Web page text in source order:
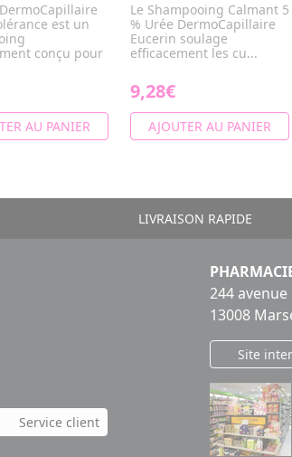
est un
conçu pour
AU PANIER
Le Shampooing Calmant 5
% Urée DermoCapillaire
Eucerin soulage
efficacement les cu...
9,28€
AJOUTER AU PANIER
LIVRAISON RAPIDE
Service client
244
13008
Site